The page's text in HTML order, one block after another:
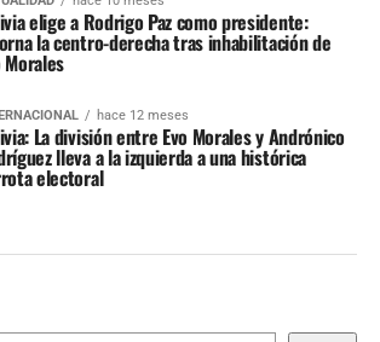
elige a Rodrigo Paz como presidente:
la centro-derecha tras inhabilitación de
Morales
hace 12 meses
La división entre Evo Morales y Andrónico
lleva a la izquierda a una histórica
electoral